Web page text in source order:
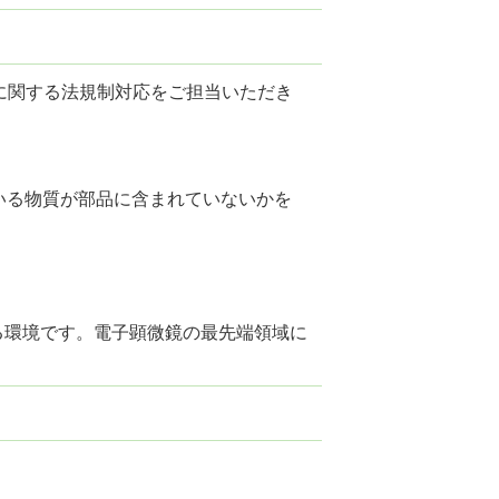
する法規制対応をご担当いただき
物質が部品に含まれていないかを
境です。電子顕微鏡の最先端領域に